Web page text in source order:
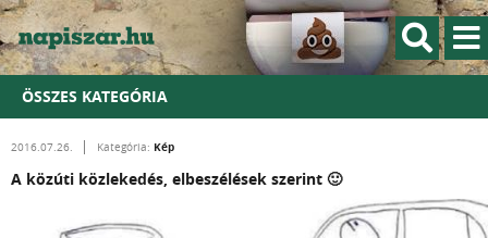
ÖSSZES KATEGÓRIA
2016.07.26. Kategória: Kép
A közúti közlekedés, elbeszélések szerint 🙂